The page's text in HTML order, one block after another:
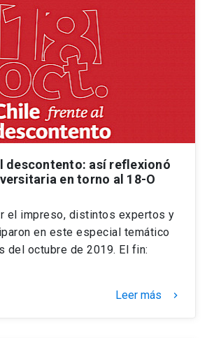
descontento: así reflexionó
en torno al 18-O
el impreso, distintos expertos y
en este especial temático
del octubre de 2019. El fin:
Leer más keyboard_arrow_right